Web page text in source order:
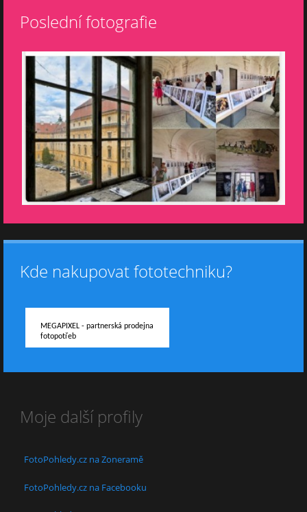
Poslední fotografie
Kde nakupovat fototechniku?
MEGAPIXEL - partnerská prodejna
fotopotřeb
Moje další profily
FotoPohledy.cz na Zoneramě
FotoPohledy.cz na Facebooku